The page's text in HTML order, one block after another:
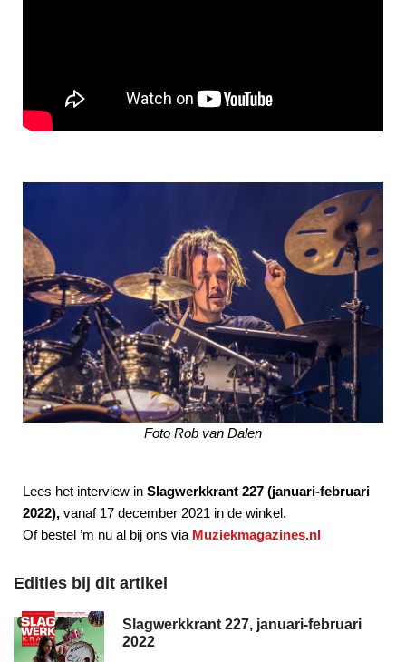
Foto Rob van Dalen
Lees het interview in Slagwerkkrant 227 (januari-februari
2022), vanaf 17 december 2021 in de winkel.
Of bestel ’m nu al bij ons via Muziekmagazines.nl
Edities bij dit artikel
Slagwerkkrant 227, januari-februari
2022